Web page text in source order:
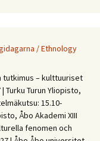
/ Ethnology
tutkimus – kulttuuriset
Turku Turun Yliopisto,
15.10-
Åbo Akademi XIII
fenomen och